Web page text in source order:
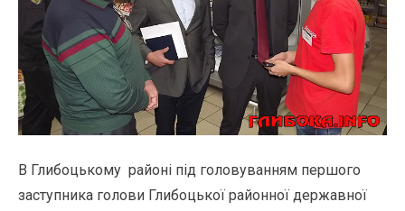
В Глибоцькому районі під головуванням першого
заступника голови Глибоцької районної державної